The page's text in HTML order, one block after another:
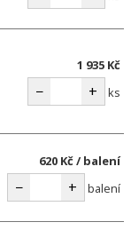
1 935 Kč
− + ks
620 Kč / balení
− + balení